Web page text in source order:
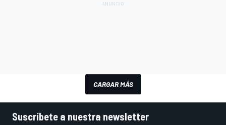
CARGAR MÁS
Suscríbete a nuestra newsletter